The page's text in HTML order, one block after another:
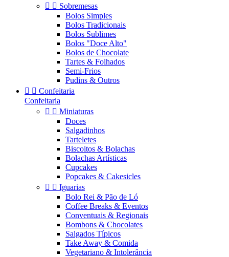
  Sobremesas
Bolos Simples
Bolos Tradicionais
Bolos Sublimes
Bolos "Doce Alto"
Bolos de Chocolate
Tartes & Folhados
Semi-Frios
Pudins & Outros
  Confeitaria
Confeitaria
  Miniaturas
Doces
Salgadinhos
Tarteletes
Biscoitos & Bolachas
Bolachas Artísticas
Cupcakes
Popcakes & Cakesicles
  Iguarias
Bolo Rei & Pão de Ló
Coffee Breaks & Eventos
Conventuais & Regionais
Bombons & Chocolates
Salgados Típicos
Take Away & Comida
Vegetariano & Intolerância